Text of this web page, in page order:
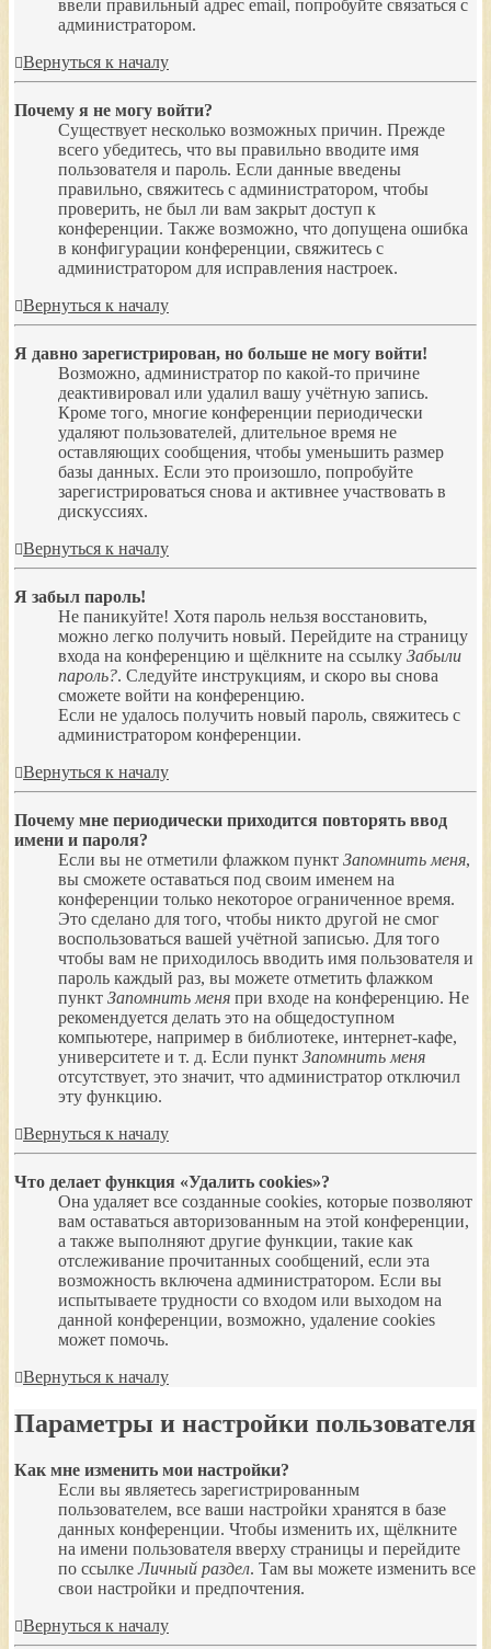
ввели правильный адрес email, попробуйте связаться с
администратором.
Вернуться к началу
Почему я не могу войти?
Существует несколько возможных причин. Прежде
всего убедитесь, что вы правильно вводите имя
пользователя и пароль. Если данные введены
правильно, свяжитесь с администратором, чтобы
проверить, не был ли вам закрыт доступ к
конференции. Также возможно, что допущена ошибка
в конфигурации конференции, свяжитесь с
администратором для исправления настроек.
Вернуться к началу
Я давно зарегистрирован, но больше не могу войти!
Возможно, администратор по какой-то причине
деактивировал или удалил вашу учётную запись.
Кроме того, многие конференции периодически
удаляют пользователей, длительное время не
оставляющих сообщения, чтобы уменьшить размер
базы данных. Если это произошло, попробуйте
зарегистрироваться снова и активнее участвовать в
дискуссиях.
Вернуться к началу
Я забыл пароль!
Не паникуйте! Хотя пароль нельзя восстановить,
можно легко получить новый. Перейдите на страницу
входа на конференцию и щёлкните на ссылку Забыли
пароль?. Следуйте инструкциям, и скоро вы снова
сможете войти на конференцию.
Если не удалось получить новый пароль, свяжитесь с
администратором конференции.
Вернуться к началу
Почему мне периодически приходится повторять ввод
имени и пароля?
Если вы не отметили флажком пункт Запомнить меня,
вы сможете оставаться под своим именем на
конференции только некоторое ограниченное время.
Это сделано для того, чтобы никто другой не смог
воспользоваться вашей учётной записью. Для того
чтобы вам не приходилось вводить имя пользователя и
пароль каждый раз, вы можете отметить флажком
пункт Запомнить меня при входе на конференцию. Не
рекомендуется делать это на общедоступном
компьютере, например в библиотеке, интернет-кафе,
университете и т. д. Если пункт Запомнить меня
отсутствует, это значит, что администратор отключил
эту функцию.
Вернуться к началу
Что делает функция «Удалить cookies»?
Она удаляет все созданные cookies, которые позволяют
вам оставаться авторизованным на этой конференции,
а также выполняют другие функции, такие как
отслеживание прочитанных сообщений, если эта
возможность включена администратором. Если вы
испытываете трудности со входом или выходом на
данной конференции, возможно, удаление cookies
может помочь.
Вернуться к началу
Параметры и настройки пользователя
Как мне изменить мои настройки?
Если вы являетесь зарегистрированным
пользователем, все ваши настройки хранятся в базе
данных конференции. Чтобы изменить их, щёлкните
на имени пользователя вверху страницы и перейдите
по ссылкеЛичный раздел. Там вы можете изменить все
свои настройки и предпочтения.
Вернуться к началу